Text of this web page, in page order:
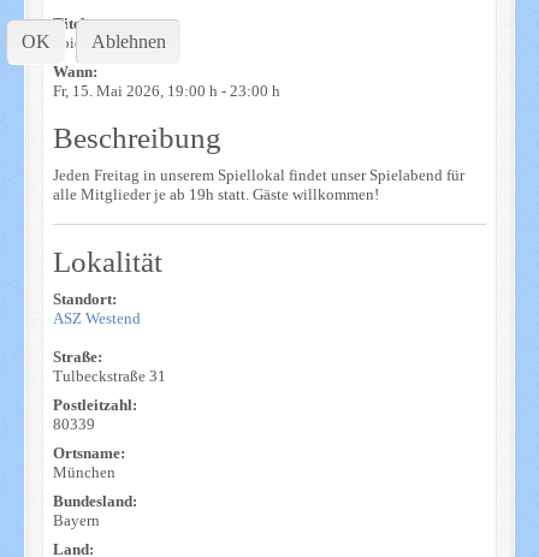
Titel:
Spielabend ASZ
Wann:
Fr, 15. Mai 2026, 19:00 h - 23:00 h
Beschreibung
Jeden Freitag in unserem Spiellokal findet unser Spielabend für
alle Mitglieder je ab 19h statt. Gäste willkommen!
Lokalität
Standort:
ASZ Westend
Straße:
Tulbeckstraße 31
Postleitzahl:
80339
Ortsname:
München
Bundesland:
Bayern
Land:
OK Ablehnen